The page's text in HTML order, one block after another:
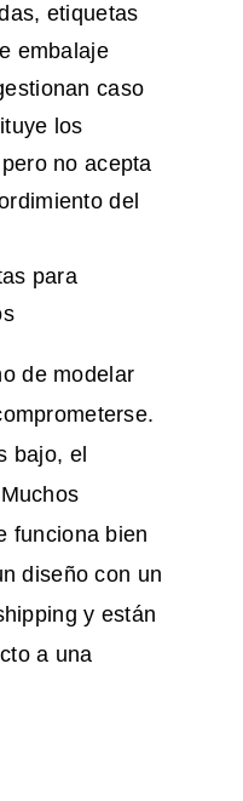
etiquetas
embalaje
caso
los
no acepta
del
para
de modelar
bajo, el
funciona bien
diseño con un
y están
a una